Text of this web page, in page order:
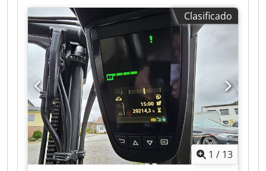
Clasificado
1 / 13